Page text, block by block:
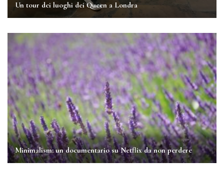
Un tour dei luoghi dei Queen a Londra
Minimalism: un documentario su Netflix da non perdere